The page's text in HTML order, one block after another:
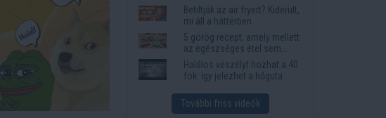
Betiltják az air fryert? Kiderült,
mi áll a háttérben
5 görög recept, amely mellett
az egészséges étel sem
tűnik lemondásnak
Halálos veszélyt hozhat a 40
fok: így jelezhet a hőguta
További friss videók